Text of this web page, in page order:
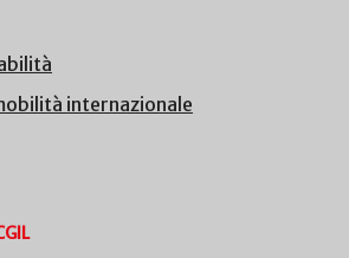
internazionale